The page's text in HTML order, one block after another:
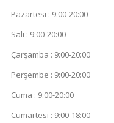
Pazartesi : 9:00-20:00
Salı : 9:00-20:00
Çarşamba : 9:00-20:00
Perşembe : 9:00-20:00
Cuma : 9:00-20:00
Cumartesi : 9:00-18:00